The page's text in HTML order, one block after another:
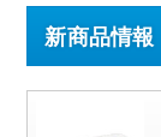
新商品情報